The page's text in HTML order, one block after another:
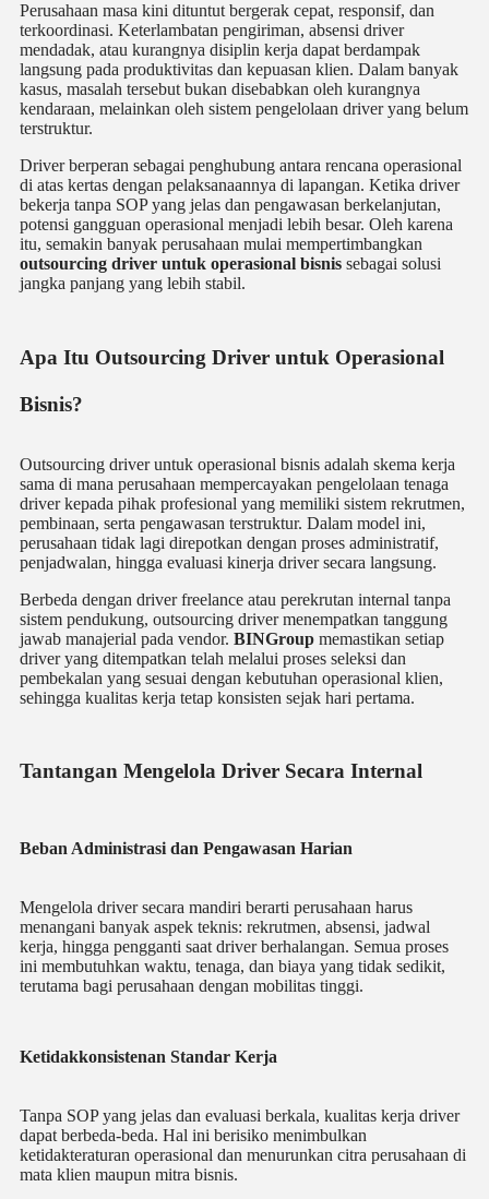
Perusahaan masa kini dituntut bergerak cepat, responsif, dan
terkoordinasi. Keterlambatan pengiriman, absensi driver
mendadak, atau kurangnya disiplin kerja dapat berdampak
langsung pada produktivitas dan kepuasan klien. Dalam banyak
kasus, masalah tersebut bukan disebabkan oleh kurangnya
kendaraan, melainkan oleh sistem pengelolaan driver yang belum
terstruktur.
Driver berperan sebagai penghubung antara rencana operasional
di atas kertas dengan pelaksanaannya di lapangan. Ketika driver
bekerja tanpa SOP yang jelas dan pengawasan berkelanjutan,
potensi gangguan operasional menjadi lebih besar. Oleh karena
itu, semakin banyak perusahaan mulai mempertimbangkan
outsourcing driver untuk operasional bisnis sebagai solusi
jangka panjang yang lebih stabil.
Apa Itu Outsourcing Driver untuk Operasional
Bisnis?
Outsourcing driver untuk operasional bisnis adalah skema kerja
sama di mana perusahaan mempercayakan pengelolaan tenaga
driver kepada pihak profesional yang memiliki sistem rekrutmen,
pembinaan, serta pengawasan terstruktur. Dalam model ini,
perusahaan tidak lagi direpotkan dengan proses administratif,
penjadwalan, hingga evaluasi kinerja driver secara langsung.
Berbeda dengan driver freelance atau perekrutan internal tanpa
sistem pendukung, outsourcing driver menempatkan tanggung
jawab manajerial pada vendor. BINGroup memastikan setiap
driver yang ditempatkan telah melalui proses seleksi dan
pembekalan yang sesuai dengan kebutuhan operasional klien,
sehingga kualitas kerja tetap konsisten sejak hari pertama.
Tantangan Mengelola Driver Secara Internal
Beban Administrasi dan Pengawasan Harian
Mengelola driver secara mandiri berarti perusahaan harus
menangani banyak aspek teknis: rekrutmen, absensi, jadwal
kerja, hingga pengganti saat driver berhalangan. Semua proses
ini membutuhkan waktu, tenaga, dan biaya yang tidak sedikit,
terutama bagi perusahaan dengan mobilitas tinggi.
Ketidakkonsistenan Standar Kerja
Tanpa SOP yang jelas dan evaluasi berkala, kualitas kerja driver
dapat berbeda-beda. Hal ini berisiko menimbulkan
ketidakteraturan operasional dan menurunkan citra perusahaan di
mata klien maupun mitra bisnis.